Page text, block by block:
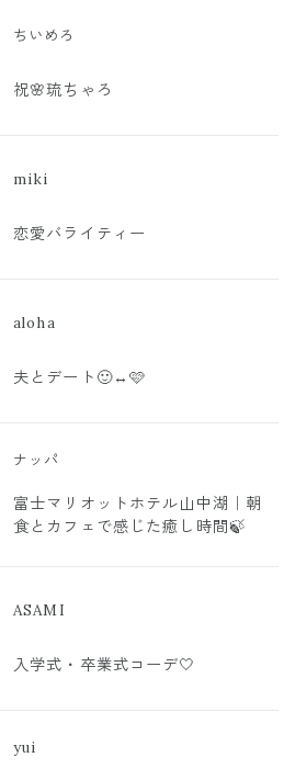
ちいめろ
祝🌸琉ちゃろ
miki
恋愛バライティー
aloha
夫とデート🙂‍↔️🩷
ナッパ
富士マリオットホテル山中湖｜朝
食とカフェで感じた癒し時間🍃
ASAMI
入学式・卒業式コーデ🤍
yui